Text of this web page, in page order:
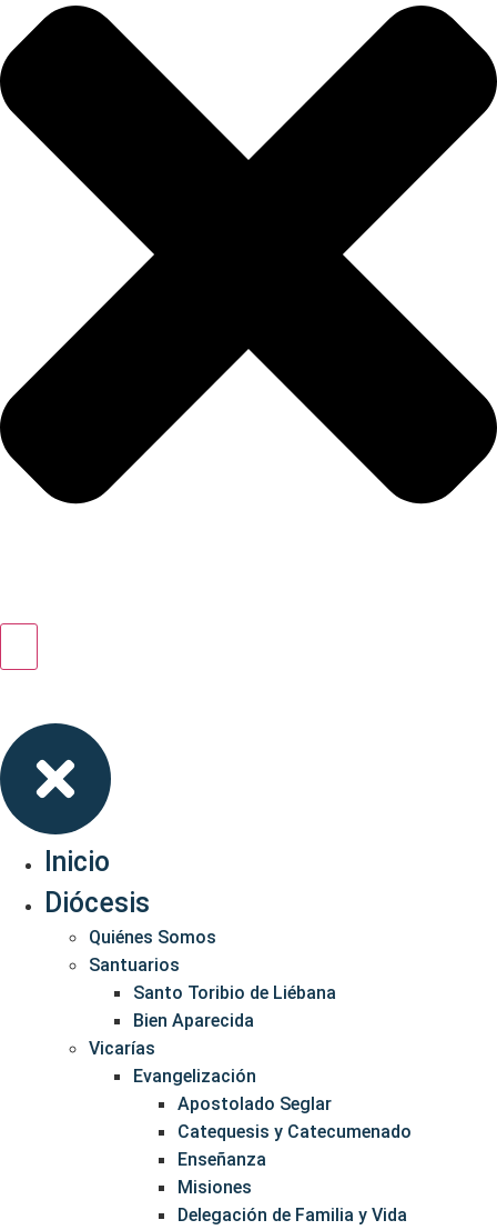
Inicio
Diócesis
Quiénes Somos
Santuarios
Santo Toribio de Liébana
Bien Aparecida
Vicarías
Evangelización
Apostolado Seglar
Catequesis y Catecumenado
Enseñanza
Misiones
Delegación de Familia y Vida